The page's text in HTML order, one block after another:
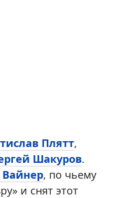
Плятт,
Шакуров.
Вайнер, по чьему
и снят этот